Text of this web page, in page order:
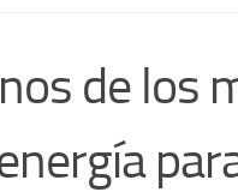
de los